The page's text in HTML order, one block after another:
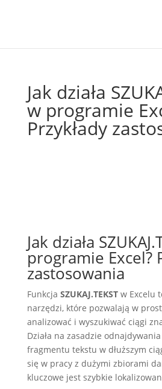
Jak działa
w programie
Przykłady
Jak działa
programie Excel?
zastosowania
Funkcja SZUKAJ.TEKSTw Excelu
narzędzi, które pozwalają w
analizować i wyszukiwać ciągi
Działa na zasadzie
fragmentu tekstu w dłuższym
się w pracy z dużymi zbiorami
kluczowe jest szybkie